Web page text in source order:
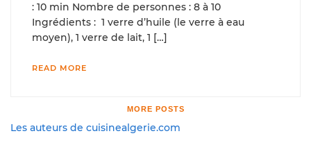
: 10 min Nombre de personnes : 8 à 10
Ingrédients : 1 verre d’huile (le verre à eau
moyen), 1 verre de lait, 1 […]
READ MORE
MORE POSTS
Les auteurs de cuisinealgerie.com